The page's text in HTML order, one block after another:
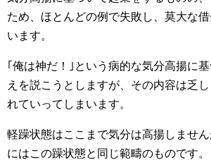
ため、ほとんどの例で失敗し、莫大な
います。
｢俺は神だ！｣という病的な気分高揚に
えを説こうとしますが、その内容は乏
れていってしまいます。
軽躁状態はここまで気分は高揚しませ
にはこの躁状態と同じ範疇のものです。